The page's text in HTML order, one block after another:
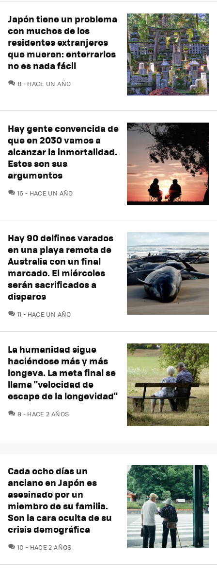
Japón tiene un problema
con muchos de los
residentes extranjeros
que mueren: enterrarlos
no es nada fácil
8 COMENTARIOS
HACE UN AÑO
Hay gente convencida de
que en 2030 vamos a
alcanzar la inmortalidad.
Estos son sus
argumentos
16 COMENTARIOS
HACE UN AÑO
Hay 90 delfines varados
en una playa remota de
Australia con un final
marcado. El miércoles
serán sacrificados a
disparos
11 COMENTARIOS
HACE UN AÑO
La humanidad sigue
haciéndose más y más
longeva. La meta final se
llama "velocidad de
escape de la longevidad"
9 COMENTARIOS
HACE 2 AÑOS
Cada ocho días un
anciano en Japón es
asesinado por un
miembro de su familia.
Son la cara oculta de su
crisis demográfica
10 COMENTARIOS
HACE 2 AÑOS